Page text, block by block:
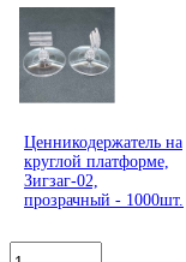
Ценникодержатель на
круглой платформе,
Зигзаг-02,
прозрачный - 1000шт.